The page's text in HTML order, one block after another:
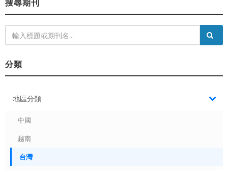
搜尋期刊
分類
地區分類
中國
越南
台灣